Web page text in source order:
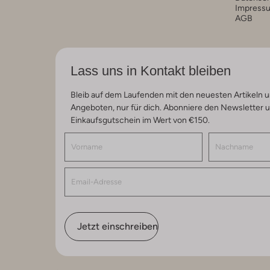
AGB
Lass uns in Kontakt bleiben
Bleib auf dem Laufenden mit den neuesten Artikeln
Angeboten, nur für dich. Abonniere den Newsletter
Einkaufsgutschein im Wert von €150.
Jetzt einschreiben